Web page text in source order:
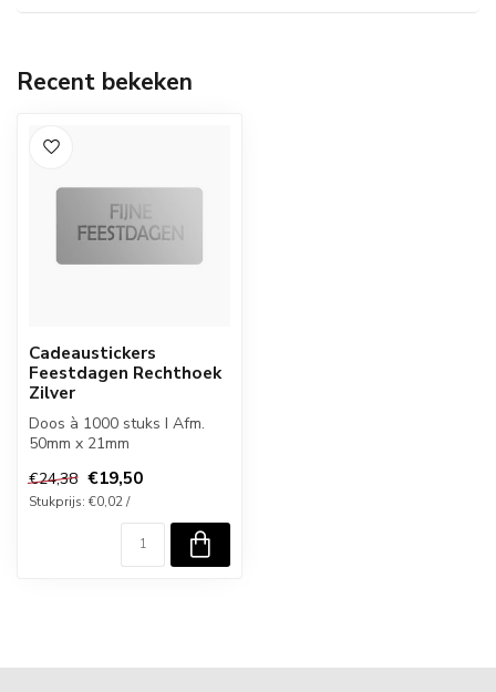
Recent bekeken
Cadeaustickers
Feestdagen Rechthoek
Zilver
Doos à 1000 stuks I Afm.
50mm x 21mm
€24,38 €19,50
Stukprijs: €0,02 /